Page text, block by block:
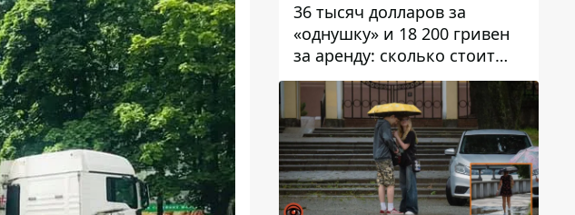
36 тысяч долларов за
«однушку» и 18 200 гривен
за аренду: сколько стоит
жилье в Днепропетровской
области